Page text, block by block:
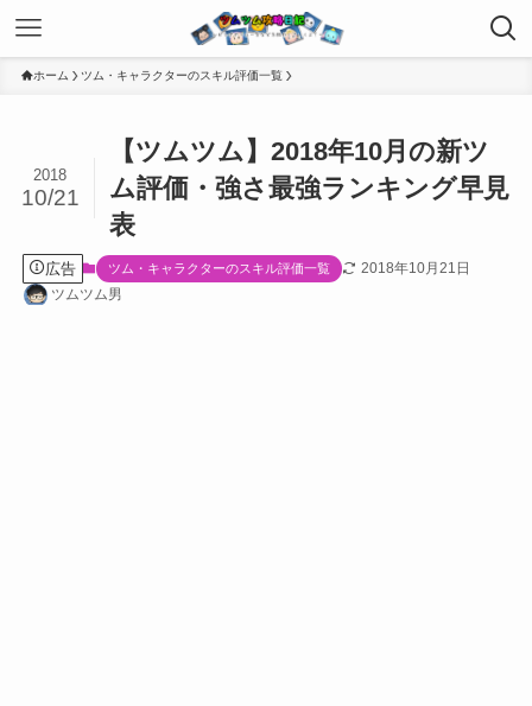
ホーム ツム・キャラクターのスキル評価一覧
【ツムツム】2018年10月の新ツ
ム評価・強さ最強ランキング早見
表
2018
10/21
広告 ツム・キャラクターのスキル評価一覧
2018年10月21日
ツムツム男